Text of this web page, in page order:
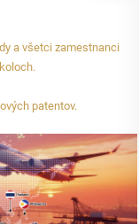
a všetci zamestnanci
patentov.